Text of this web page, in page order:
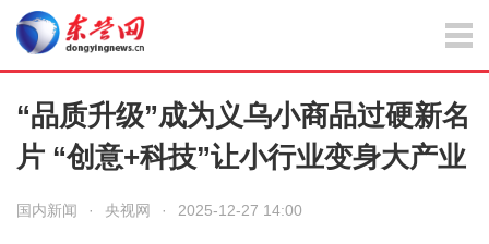
“品质升级”成为义乌小商品过硬新名
片 “创意+科技”让小行业变身大产业
国内新闻 · 央视网 · 2025-12-27 14:00